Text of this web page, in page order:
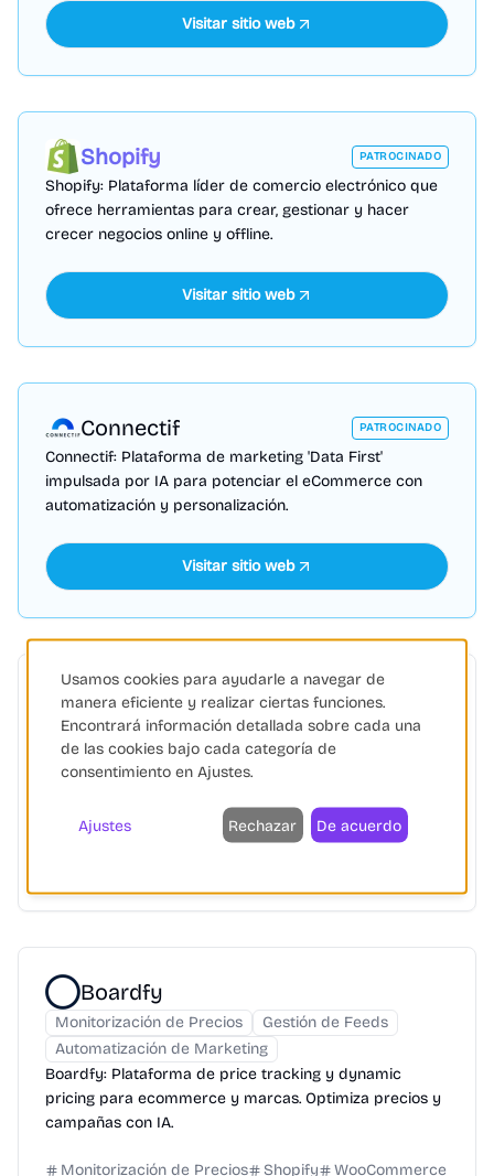
Visitar sitio web
Shopify PATROCINADO
Shopify: Plataforma líder de comercio electrónico que
ofrece herramientas para crear, gestionar y hacer
crecer negocios online y offline.
Visitar sitio web
Connectif PATROCINADO
Connectif: Plataforma de marketing 'Data First'
impulsada por IA para potenciar el eCommerce con
automatización y personalización.
Visitar sitio web
Optimus Price
Monitorización de Precios
IA Generativa
Optimus Price: IA para pricing óptimo. Rastrea precios,
prevé demanda, mejora feeds y automatiza precios
para aumentar ventas y márgenes.
Boardfy
Monitorización de Precios
Gestión de Feeds
Automatización de Marketing
Boardfy: Plataforma de price tracking y dynamic
pricing para ecommerce y marcas. Optimiza precios y
campañas con IA.
Monitorización de Precios Shopify
WooCommerce
Usamos cookies para ayudarle a navegar de
manera eficiente y realizar ciertas funciones.
Encontrará información detallada sobre cada una
de las cookies bajo cada categoría de
consentimiento en Ajustes.
Ajustes Rechazar De acuerdo